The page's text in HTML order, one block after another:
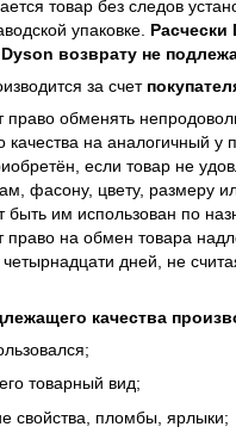
товар без следов
упаковке. Расчески
возврату не
за счет
право обменять
качества на аналогичный у
если товар не
фасону, цвету, размеру
им использован по
право на обмен товара
четырнадцати дней, не
качества
товарный вид;
свойства, пломбы, ярлыки;